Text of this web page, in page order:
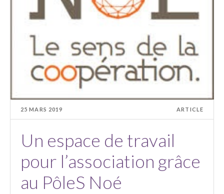
25 MARS 2019 ARTICLE
Un espace de travail
pour l’association grâce
au PôleS Noé